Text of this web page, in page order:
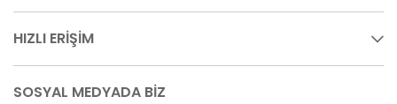
HIZLI ERİŞİM
SOSYAL MEDYADA BİZ